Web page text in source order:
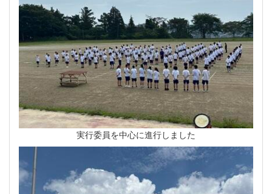
実行委員を中心に進行しました